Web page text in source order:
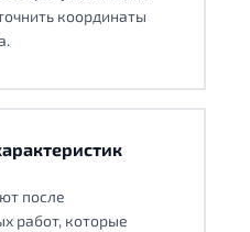
координаты
после
работ, которые